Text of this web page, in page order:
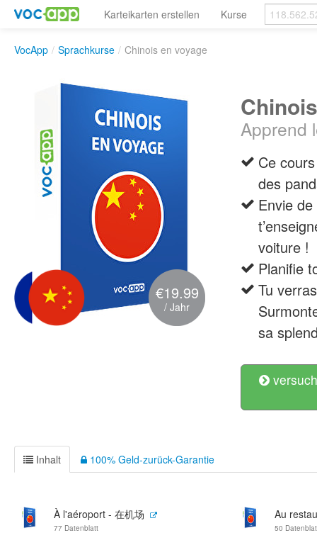
Karteikarten erstellen Kurse
VocApp / Sprachkurse / Chinois en voyage
€19.99
/ Jahr
Apprend
Ce
des
Envie
voiture !
Planifie
Tu
sa
Inhalt 100% Geld-zurück-Garantie
À l'aéroport - 在机场
77 Datenblatt
Au
50